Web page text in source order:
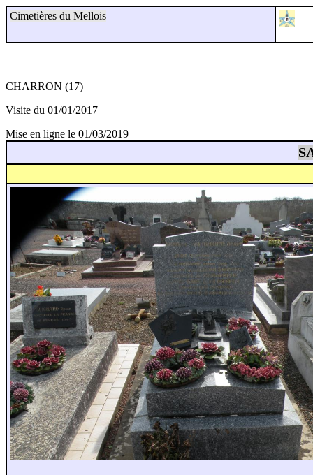
Cimetières du Mellois
CHARRON (17)
Visite du 01/01/2017
Mise en ligne le 01/03/2019